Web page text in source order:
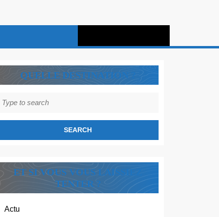
QUELLE DESTINATION ?
for:
ET SI VOUS VOUS LAISSIEZ
TENTER ?
Actu